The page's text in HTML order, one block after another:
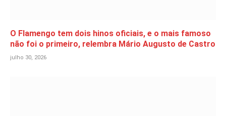
O Flamengo tem dois hinos oficiais, e o mais famoso
não foi o primeiro, relembra Mário Augusto de Castro
julho 30, 2026